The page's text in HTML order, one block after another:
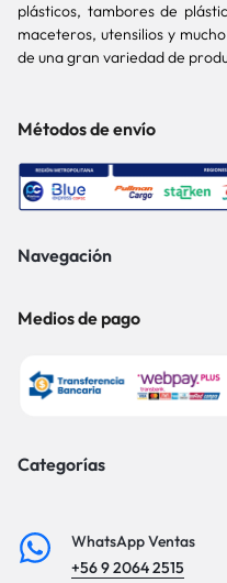
plásticos, tambores de
maceteros, utensilios y
de una gran variedad de
Métodos de envío
Navegación
Medios de pago
Categorías
WhatsApp Ventas
+56 9 2064 2515